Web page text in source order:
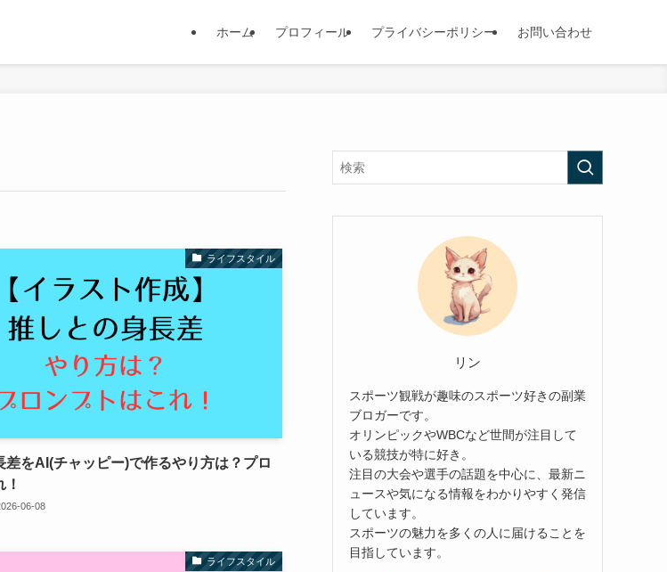
ホーム プロフィール プライバシーポリシー お問い合わせ
ライフスタイル
差をAI(チャッピー)で作るやり方は？プロ
06-08
ライフスタイル
リン
スポーツ観戦が趣味のスポーツ好きの副業
ブロガーです。
オリンピックやWBCなど世間が注目して
いる競技が特に好き。
注目の大会や選手の話題を中心に、最新ニ
ュースや気になる情報をわかりやすく発信
しています。
スポーツの魅力を多くの人に届けることを
目指しています。